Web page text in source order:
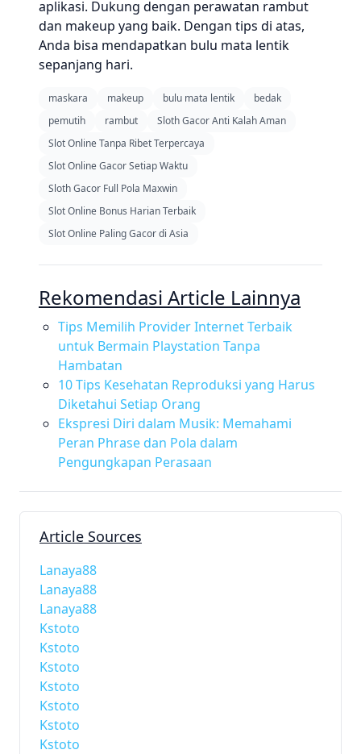
aplikasi. Dukung dengan perawatan rambut
dan makeup yang baik. Dengan tips di atas,
Anda bisa mendapatkan bulu mata lentik
sepanjang hari.
maskara makeup bulu mata lentik
bedak
pemutih
rambut
Sloth Gacor Anti Kalah Aman
Slot Online Tanpa Ribet Terpercaya
Slot Online Gacor Setiap Waktu
Sloth Gacor Full Pola Maxwin
Slot Online Bonus Harian Terbaik
Slot Online Paling Gacor di Asia
Rekomendasi Article Lainnya
Tips Memilih Provider Internet Terbaik
untuk Bermain Playstation Tanpa
Hambatan
10 Tips Kesehatan Reproduksi yang Harus
Diketahui Setiap Orang
Ekspresi Diri dalam Musik: Memahami
Peran Phrase dan Pola dalam
Pengungkapan Perasaan
Article Sources
Lanaya88
Lanaya88
Lanaya88
Kstoto
Kstoto
Kstoto
Kstoto
Kstoto
Kstoto
Kstoto